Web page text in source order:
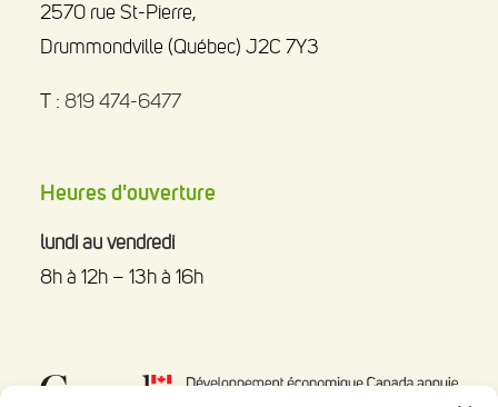
2570 rue St-Pierre,
Drummondville (Québec) J2C 7Y3
T : 819 474-6477
Heures d'ouverture
lundi au vendredi
8h à 12h – 13h à 16h